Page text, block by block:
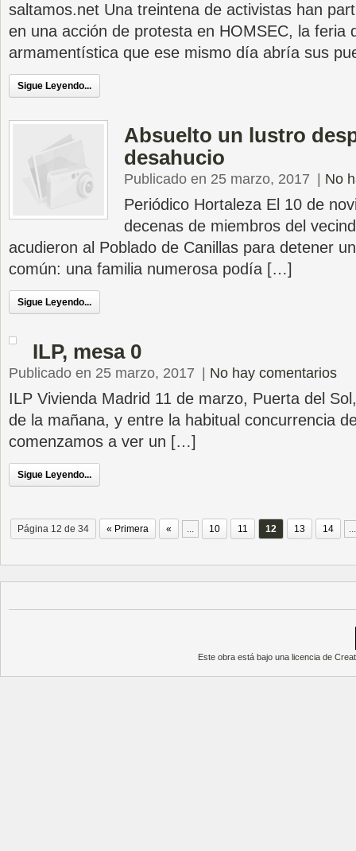
saltamos.net Una treintena de activistas han
en una acción de protesta en HOMSEC, la feria
armamentística que ese mismo día abría sus
Sigue Leyendo...
Absuelto un lustro
desahucio
Publicado en 25 marzo, 2017 No
Periódico Hortaleza El 10 de
decenas de miembros del
acudieron al Poblado de Canillas para detener
común: una familia numerosa podía […]
Sigue Leyendo...
ILP, mesa 0
Publicado en 25 marzo, 2017 No hay comentarios
ILP Vivienda Madrid 11 de marzo, Puerta del
de la mañana, y entre la habitual concurrencia
comenzamos a ver un […]
Sigue Leyendo...
Página 12 de 34 « Primera « ... 10 11 12 13 14 ...
Este obra está bajo unalicencia de